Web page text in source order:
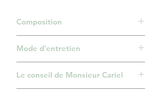
Composition
Ensemble 100% Polyester.
Mode d'entretien
Nettoyage à sec.
Le conseil de Monsieur Cariel
Un costume habillé pour toutes les